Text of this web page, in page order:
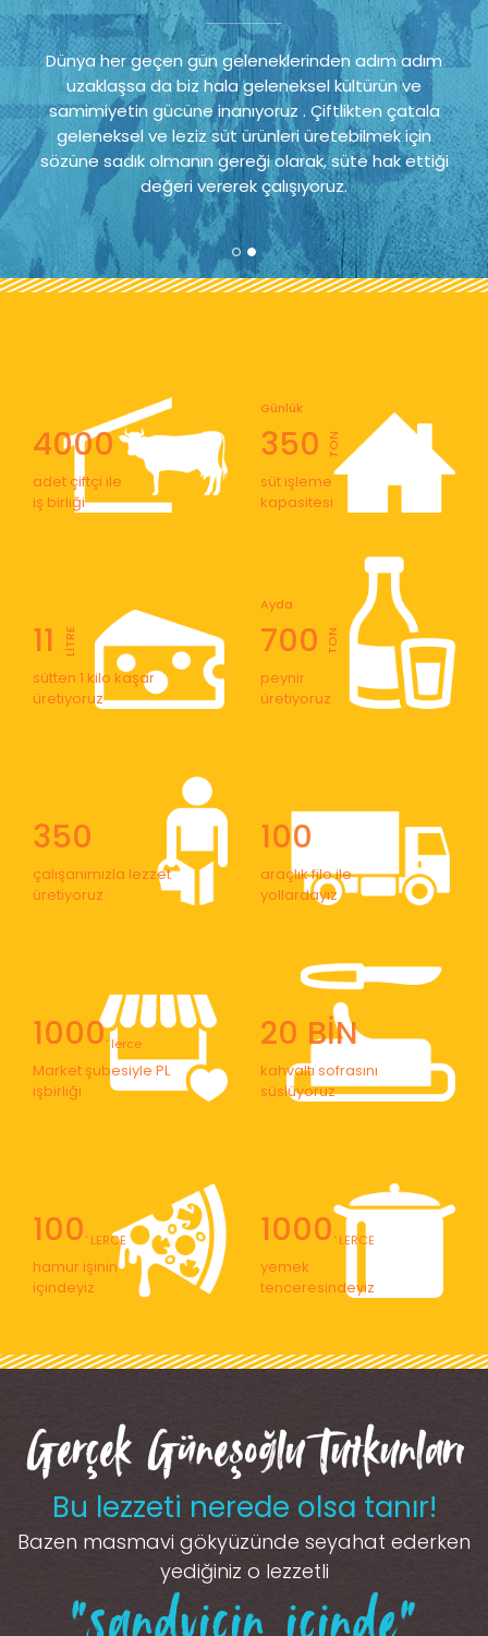
Dünya her geçen gün geleneklerinden adım adım
uzaklaşsa da biz hala geleneksel kültürün ve
samimiyetin gücüne inanıyoruz . Çiftlikten çatala
geleneksel ve leziz süt ürünleri üretebilmek için
sözüne sadık olmanın gereği olarak, süte hak ettiği
değeri vererek çalışıyoruz.
4000
adet çiftçi ile
iş birliği
350
Günlük
TON
süt işleme
kapasitesi
11 LİTRE
sütten 1 kilo kaşar
üretiyoruz
700
Ayda
TON
peynir
üretiyoruz
350
çalışanımızla lezzet
üretiyoruz
100
araçlık filo ile
yollardayız
1000' lerce
Market şubesiyle PL
işbirliği
20 BİN
kahvaltı sofrasını
süslüyoruz
100' LERCE
hamur işinin
içindeyiz
1000' LERCE
yemek
tenceresindeyiz
Gerçek Güneşoğlu Tutkunları
Bu lezzeti nerede olsa tanır!
Bazen masmavi gökyüzünde seyahat ederken
yediğiniz o lezzetli